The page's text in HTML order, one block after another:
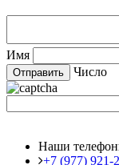
Имя
Число
Наши
+7 (977) 921-